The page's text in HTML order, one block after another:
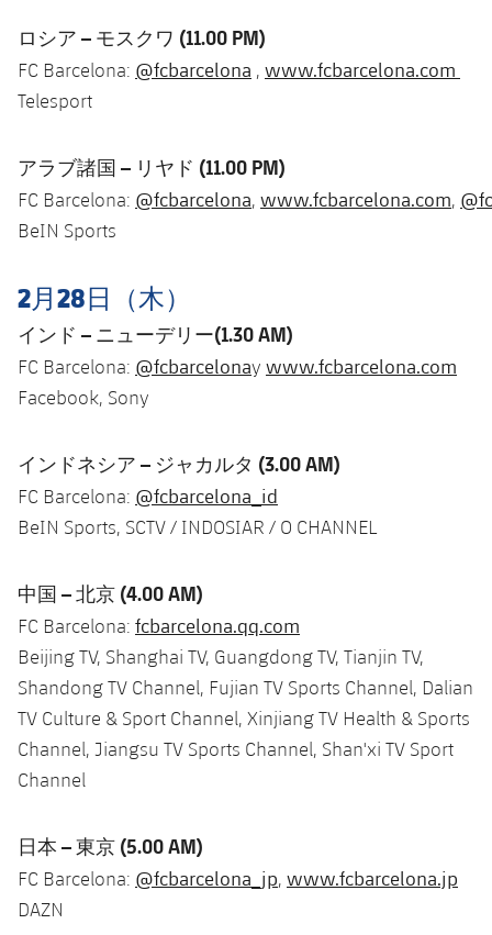
ロシア – モスクワ (11.00 PM)
FC Barcelona: @fcbarcelona , www.fcbarcelona.com
Telesport
アラブ諸国 – リヤド (11.00 PM)
FC Barcelona: @fcbarcelona, www.fcbarcelona.com,
BeIN Sports
2月28日（木）
インド – ニューデリー(1.30 AM)
FC Barcelona: @fcbarcelonay www.fcbarcelona.com
Facebook, Sony
インドネシア – ジャカルタ (3.00 AM)
FC Barcelona: @fcbarcelona_id
BeIN Sports, SCTV / INDOSIAR / O CHANNEL
中国 – 北京 (4.00 AM)
FC Barcelona: fcbarcelona.qq.com
Beijing TV, Shanghai TV, Guangdong TV, Tianjin TV,
Shandong TV Channel, Fujian TV Sports Channel, Dalian
TV Culture & Sport Channel, Xinjiang TV Health & Sports
Channel, Jiangsu TV Sports Channel, Shan'xi TV Sport
Channel
日本 – 東京 (5.00 AM)
FC Barcelona: @fcbarcelona_jp, www.fcbarcelona.jp
DAZN